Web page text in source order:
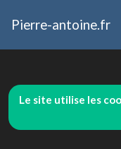
Le site utilise les
Pierre-antoine.fr